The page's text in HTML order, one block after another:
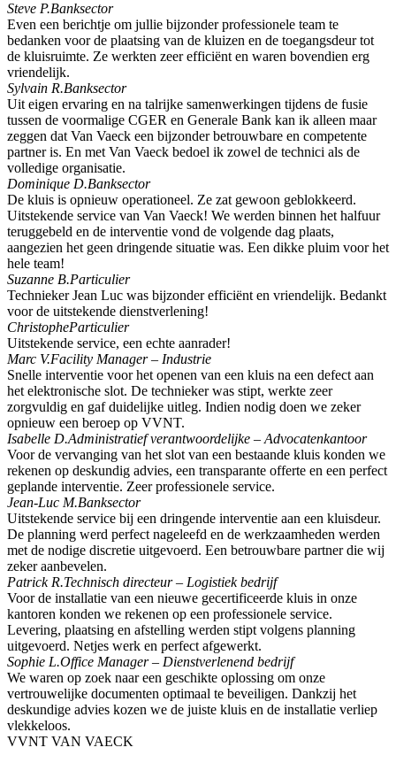
Steve P.Banksector
Even een berichtje om jullie bijzonder professionele team te
bedanken voor de plaatsing van de kluizen en de toegangsdeur tot
de kluisruimte. Ze werkten zeer efficiënt en waren bovendien erg
vriendelijk.
Sylvain R.Banksector
Uit eigen ervaring en na talrijke samenwerkingen tijdens de fusie
tussen de voormalige CGER en Generale Bank kan ik alleen maar
zeggen dat Van Vaeck een bijzonder betrouwbare en competente
partner is. En met Van Vaeck bedoel ik zowel de technici als de
volledige organisatie.
Dominique D.Banksector
De kluis is opnieuw operationeel. Ze zat gewoon geblokkeerd.
Uitstekende service van Van Vaeck! We werden binnen het halfuur
teruggebeld en de interventie vond de volgende dag plaats,
aangezien het geen dringende situatie was. Een dikke pluim voor het
hele team!
Suzanne B.Particulier
Technieker Jean Luc was bijzonder efficiënt en vriendelijk. Bedankt
voor de uitstekende dienstverlening!
ChristopheParticulier
Uitstekende service, een echte aanrader!
Marc V.Facility Manager – Industrie
Snelle interventie voor het openen van een kluis na een defect aan
het elektronische slot. De technieker was stipt, werkte zeer
zorgvuldig en gaf duidelijke uitleg. Indien nodig doen we zeker
opnieuw een beroep op VVNT.
Isabelle D.Administratief verantwoordelijke – Advocatenkantoor
Voor de vervanging van het slot van een bestaande kluis konden we
rekenen op deskundig advies, een transparante offerte en een perfect
geplande interventie. Zeer professionele service.
Jean-Luc M.Banksector
Uitstekende service bij een dringende interventie aan een kluisdeur.
De planning werd perfect nageleefd en de werkzaamheden werden
met de nodige discretie uitgevoerd. Een betrouwbare partner die wij
zeker aanbevelen.
Patrick R.Technisch directeur – Logistiek bedrijf
Voor de installatie van een nieuwe gecertificeerde kluis in onze
kantoren konden we rekenen op een professionele service.
Levering, plaatsing en afstelling werden stipt volgens planning
uitgevoerd. Netjes werk en perfect afgewerkt.
Sophie L.Office Manager – Dienstverlenend bedrijf
We waren op zoek naar een geschikte oplossing om onze
vertrouwelijke documenten optimaal te beveiligen. Dankzij het
deskundige advies kozen we de juiste kluis en de installatie verliep
vlekkeloos.
VVNT VAN VAECK